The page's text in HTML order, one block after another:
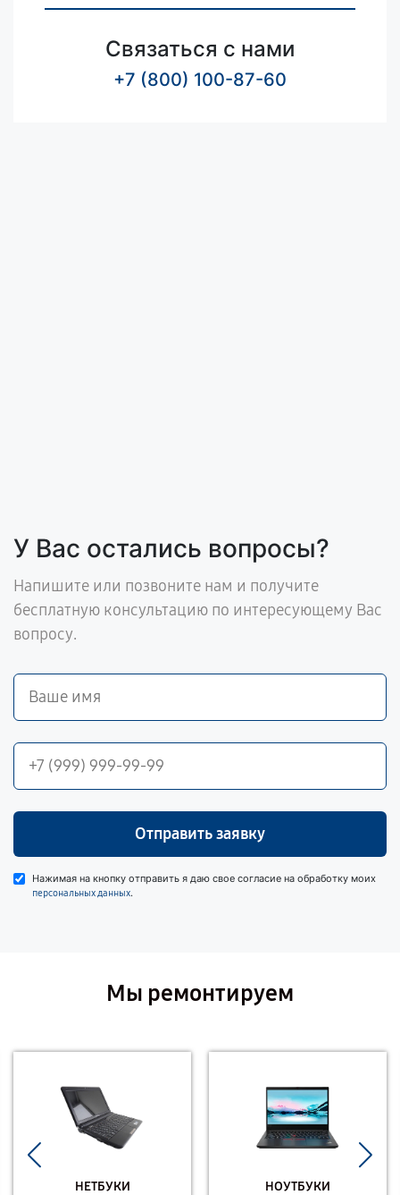
Связаться с нами
+7 (800) 100-87-60
У Вас остались вопросы?
Напишите или позвоните нам и получите
бесплатную консультацию по интересующему Вас
вопросу.
Отправить заявку
Нажимая на кнопку отправить я даю свое согласие на обработку моих
персональных данных.
Мы ремонтируем
НЕТБУКИ НОУТБУКИ